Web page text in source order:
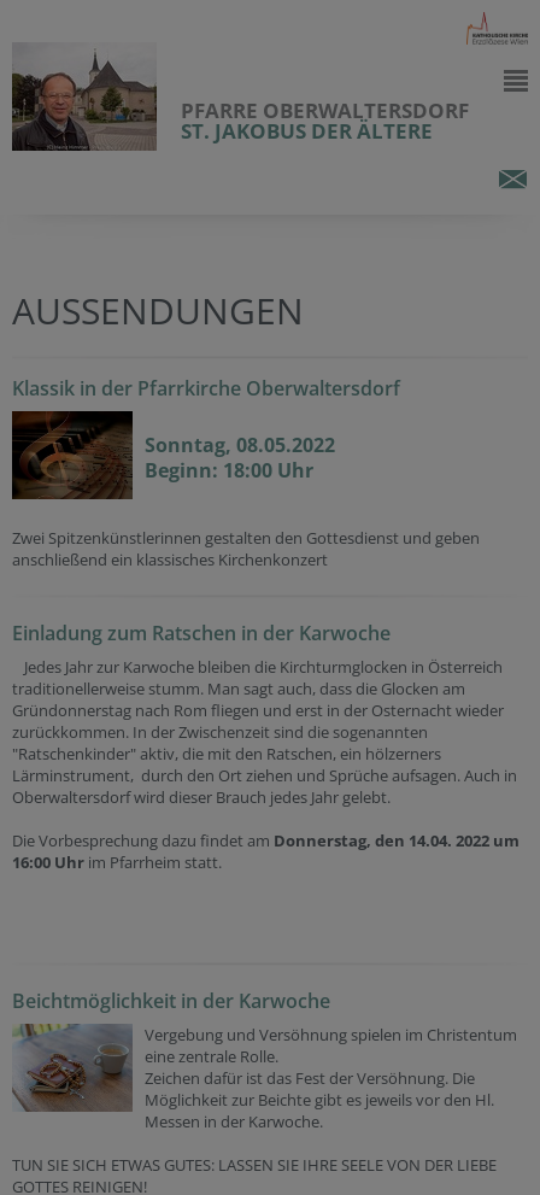
PFARRE OBERWALTERSDORF
ST. JAKOBUS DER ÄLTERE
AUSSENDUNGEN
Klassik in der Pfarrkirche Oberwaltersdorf
Sonntag, 08.05.2022
Beginn: 18:00 Uhr
Zwei Spitzenkünstlerinnen gestalten den Gottesdienst und geben
anschließend ein klassisches Kirchenkonzert
Einladung zum Ratschen in der Karwoche
Jedes Jahr zur Karwoche bleiben die Kirchturmglocken in Österreich
traditionellerweise stumm. Man sagt auch, dass die Glocken am
Gründonnerstag nach Rom fliegen und erst in der Osternacht wieder
zurückkommen. In der Zwischenzeit sind die sogenannten
"Ratschenkinder" aktiv, die mit den Ratschen, ein hölzerners
Lärminstrument, durch den Ort ziehen und Sprüche aufsagen. Auch in
Oberwaltersdorf wird dieser Brauch jedes Jahr gelebt.
Die Vorbesprechung dazu findet am Donnerstag, den 14.04. 2022 um
16:00 Uhr im Pfarrheim statt.
Beichtmöglichkeit in der Karwoche
Vergebung und Versöhnung spielen im Christentum
eine zentrale Rolle.
Zeichen dafür ist das Fest der Versöhnung. Die
Möglichkeit zur Beichte gibt es jeweils vor den Hl.
Messen in der Karwoche.
TUN SIE SICH ETWAS GUTES: LASSEN SIE IHRE SEELE VON DER LIEBE
GOTTES REINIGEN!